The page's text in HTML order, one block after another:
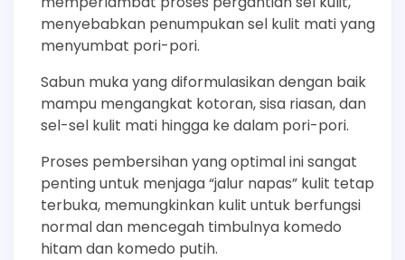
menyebabkan penumpukan sel kulit mati yang
menyumbat pori-pori.
Sabun muka yang diformulasikan dengan baik
mampu mengangkat kotoran, sisa riasan, dan
sel-sel kulit mati hingga ke dalam pori-pori.
Proses pembersihan yang optimal ini sangat
penting untuk menjaga “jalur napas” kulit tetap
terbuka, memungkinkan kulit untuk berfungsi
normal dan mencegah timbulnya komedo
hitam dan komedo putih.